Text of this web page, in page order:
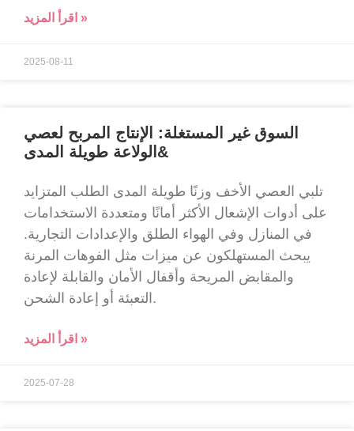
اقرأ المزيد »
2025-08-11
السوق غير المستغلة: الإنتاج المربح لعصي
الولاعة طويلة المدى&
تلبي العصي الأخف وزنًا طويلة المدى الطلب المتزايد
على أدوات الإشعال الأكثر أمانًا ومتعددة الاستخدامات
في المنازل وفي الهواء الطلق والإعدادات التجارية.
يبحث المستهلكون عن ميزات مثل الفوهات المرنة
والمقابض المريحة وأقفال الأمان والقابلة لإعادة
التعبئة أو إعادة الشحن.
اقرأ المزيد »
2025-07-28